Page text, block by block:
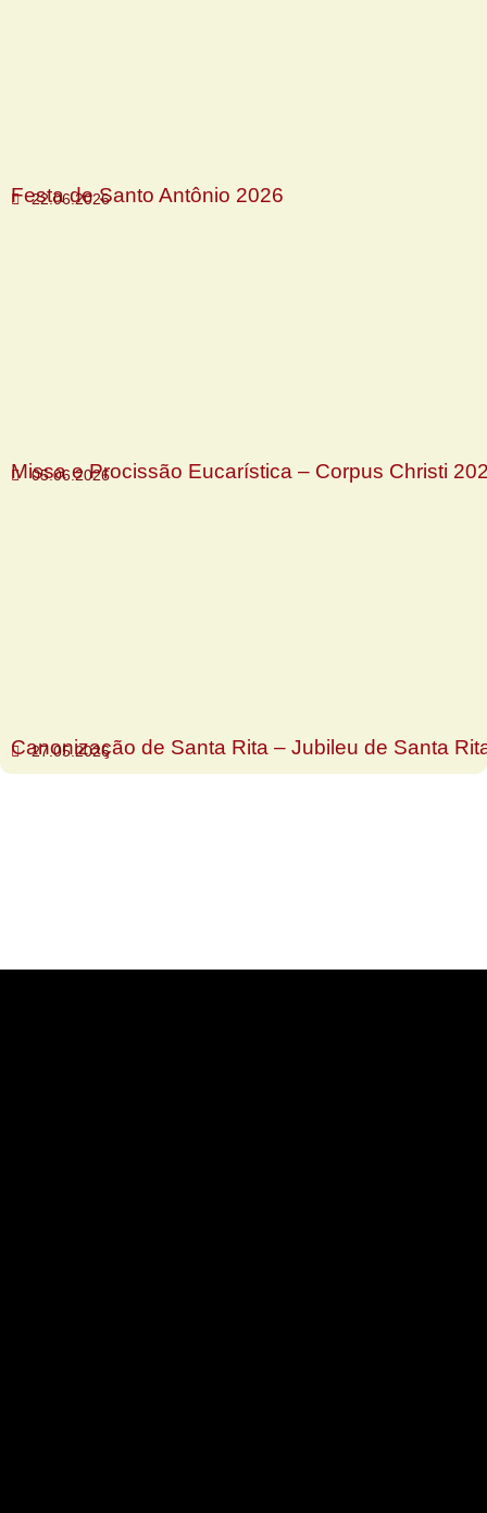
Festa de Santo Antônio 2026
22.06.2026
Missa e Procissão Eucarística – Corpus Christi
05.06.2026
Canonização de Santa Rita – Jubileu de Santa
27.05.2026